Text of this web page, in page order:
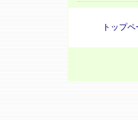
トップペ